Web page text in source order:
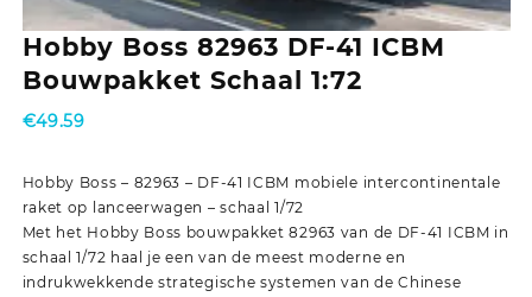
Hobby Boss 82963 DF-41 ICBM
Bouwpakket Schaal 1:72
€49.59
Hobby Boss – 82963 – DF-41 ICBM mobiele intercontinentale
raket op lanceerwagen – schaal 1/72
Met het Hobby Boss bouwpakket 82963 van de DF-41 ICBM in
schaal 1/72 haal je een van de meest moderne en
indrukwekkende strategische systemen van de Chinese